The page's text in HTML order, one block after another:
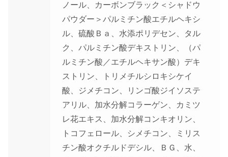
ノール、カーボンブラック＜シャドウ
パウダー＞パルミチン酸エチルヘキシ
ル、硫酸Ｂａ、水添ポリデセン、タル
ク、パルミチン酸デキストリン、（パ
ルミチン酸／エチルヘキサン酸）デキ
ストリン、トリメチルシロキシケイ
酸、ジメチコン、リンゴ酸ジイソステ
アリル、加水分解コラーゲン、カミツ
レ花エキス、加水分解コンキオリン、
トコフェロール、シメチコン、ミリス
チン酸オクチルドデシル、ＢＧ、水、